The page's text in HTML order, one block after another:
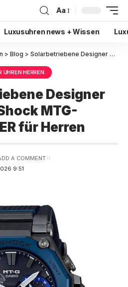
Aa
Luxusuhren news + Wissen
> Blog > Solarbetriebene Designer Uhren Herren
UHREN HERREN
Designer
MTG-
für Herren
9:51
A COMMENT